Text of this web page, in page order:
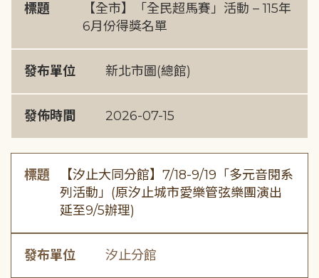
標題
【全市】「全民超馬賽」活動 – 115年
6月份得獎名單
發布單位 新北市圖(總館)
發佈時間 2026-07-15
標題
【汐止大同分館】7/18-9/19「多元音閱系
列活動」(原汐止城市愛樂管弦樂團演出
延至9/5辦理)
發布單位 汐止分館